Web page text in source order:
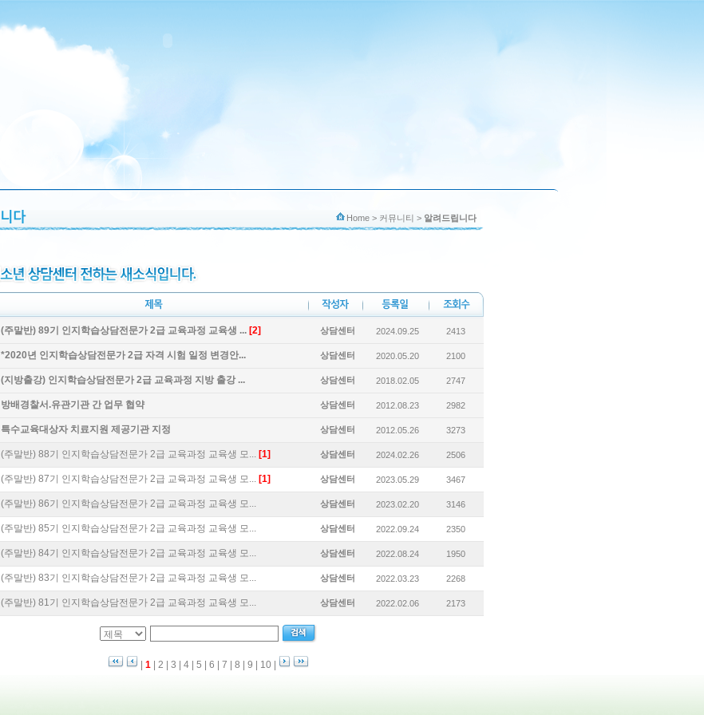
Home> 커뮤니티 > 알려드립니다
(주말반) 89기 인지학습상담전문가 2급 교육과정 교육생 ...[2] 상담센터 2024.09.25 2413
*2020년 인지학습상담전문가 2급 자격 시험 일정 변경안... 상담센터 2020.05.20 2100
(지방출강) 인지학습상담전문가 2급 교육과정 지방 출강 ... 상담센터 2018.02.05 2747
방배경찰서.유관기관 간 업무 협약 상담센터 2012.08.23 2982
특수교육대상자 치료지원 제공기관 지정 상담센터 2012.05.26 3273
(주말반) 88기 인지학습상담전문가 2급 교육과정 교육생 모...[1] 상담센터 2024.02.26 2506
(주말반) 87기 인지학습상담전문가 2급 교육과정 교육생 모...[1] 상담센터 2023.05.29 3467
(주말반) 86기 인지학습상담전문가 2급 교육과정 교육생 모... 상담센터 2023.02.20 3146
(주말반) 85기 인지학습상담전문가 2급 교육과정 교육생 모... 상담센터 2022.09.24 2350
(주말반) 84기 인지학습상담전문가 2급 교육과정 교육생 모... 상담센터 2022.08.24 1950
(주말반) 83기 인지학습상담전문가 2급 교육과정 교육생 모... 상담센터 2022.03.23 2268
(주말반) 81기 인지학습상담전문가 2급 교육과정 교육생 모... 상담센터 2022.02.06 2173
1| 2 3 4| 5 6 7 8 9 10|